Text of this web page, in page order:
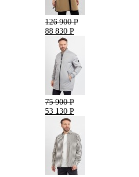
126 900 Р
88 830 Р
75 900 Р
53 130 Р